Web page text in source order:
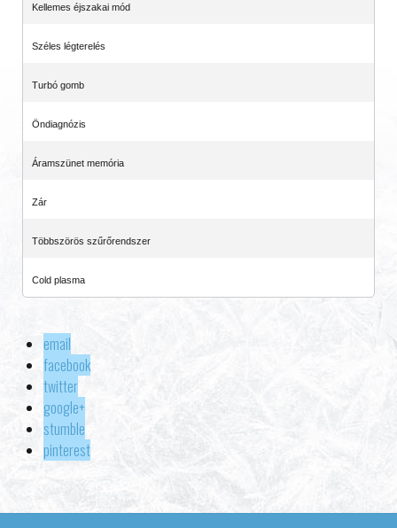
Kellemes éjszakai mód
Széles légterelés
Turbó gomb
Öndiagnózis
Áramszünet memória
Zár
Többszörös szűrőrendszer
Cold plasma
email
facebook
twitter
google+
stumble
pinterest